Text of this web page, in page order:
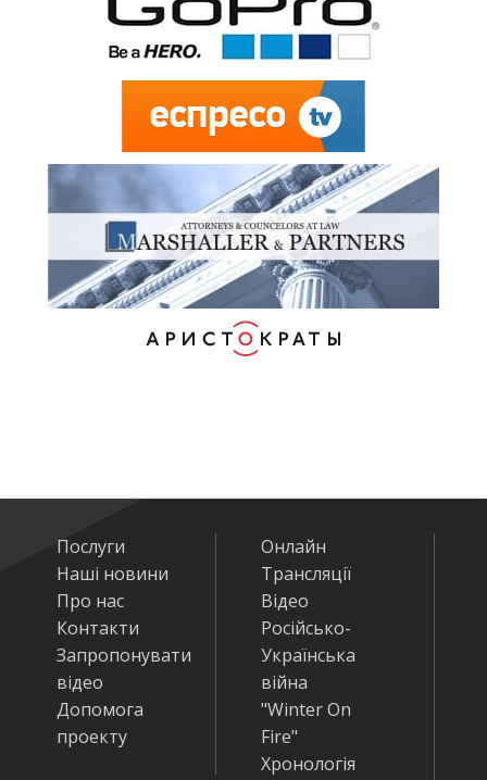
Послуги
Наші новини
Про нас
Контакти
Запропонувати
відео
Допомога
проекту
Онлайн
Трансляції
Відео
Російсько-
Українська
війна
"Winter On
Fire"
Хронологія